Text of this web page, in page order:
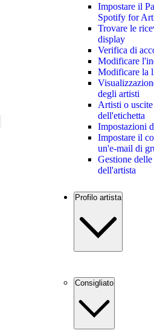
Impostare il
Spotify for
Trovare le
display
Verifica di
Modificare
Modificare la
degli artisti
Artisti o
dell'etichetta
Impostazioni
Impostare il
un'e-mail di
Gestione
dell'artista
Profilo artista
Consigliato